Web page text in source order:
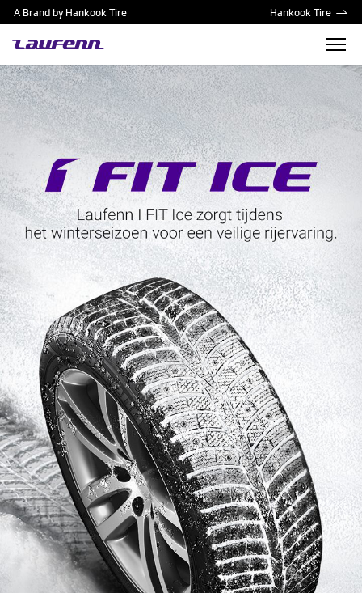
A Brand by Hankook Tire Hankook Tire